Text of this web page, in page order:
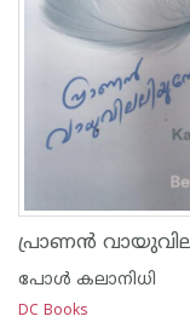
പോള്‍ കലാനിധി
DC Books